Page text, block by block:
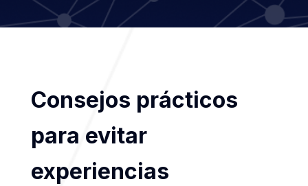
Consejos prácticos
para evitar
experiencias